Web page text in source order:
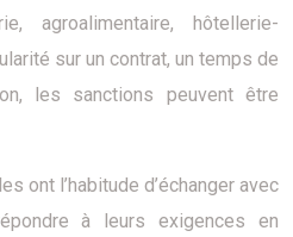
agroalimentaire, hôtellerie-
sur un contrat, un temps de
les sanctions peuvent être
ont l’habitude d’échanger avec
à leurs exigences en